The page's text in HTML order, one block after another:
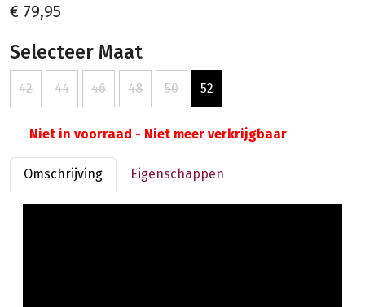
€ 79,95
Selecteer Maat
42 44 46 48 50 52
Niet in voorraad - Niet meer verkrijgbaar
Omschrijving Eigenschappen